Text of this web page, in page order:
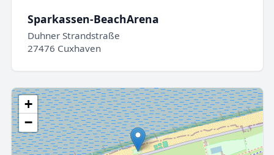
Sparkassen-BeachArena
Duhner Strandstraße
27476 Cuxhaven
+
−